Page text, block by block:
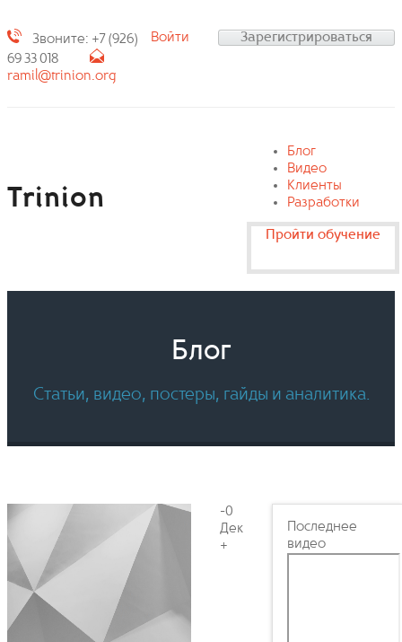
Звоните: +7 (926)
69 33 018
ramil@trinion.org
Войти Зарегистрироваться
Trinion
Блог
Видео
Клиенты
Разработки
Пройти обучение
Блог
Статьи, видео, постеры, гайды и аналитика.
-0
Дек
+
Последнее
видео